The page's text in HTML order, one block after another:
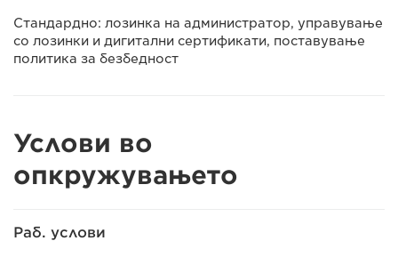
Стандардно: лозинка на администратор, управување
со лозинки и дигитални сертификати, поставување
политика за безбедност
Услови во
опкружувањето
Раб. услови